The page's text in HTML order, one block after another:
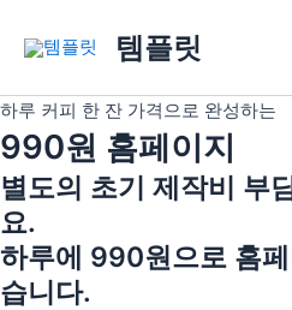
로
건
너
뛰
기
템플릿
하루 커피 한 잔 가격으로 완성하는
990원 홈페이지
별도의 초기 제작비 부
요.
하루에 990원으로 홈
습니다.